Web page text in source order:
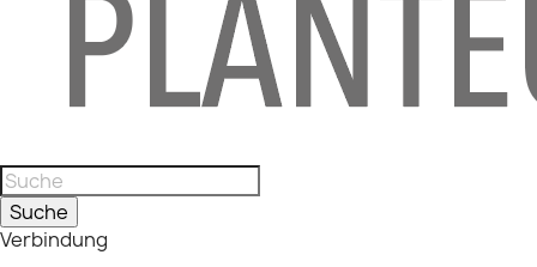
Suche
Verbindung